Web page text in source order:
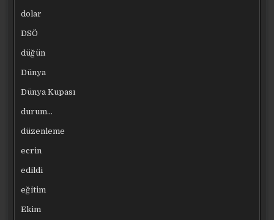
dolar
DSÖ
düğün
Dünya
Dünya Kupası
durum…
düzenleme
ecrin
edildi
eğitim
Ekim